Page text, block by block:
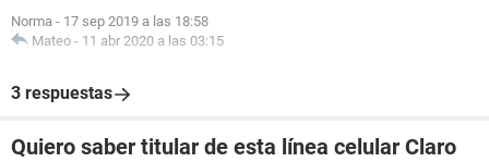
Norma - 17 sep 2019 a las 18:58
Mateo - 11 abr 2020 a las 03:15
3 respuestas
Quiero saber titular de esta línea celular Claro